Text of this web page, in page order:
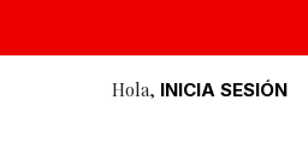
Hola, INICIA SESIÓN